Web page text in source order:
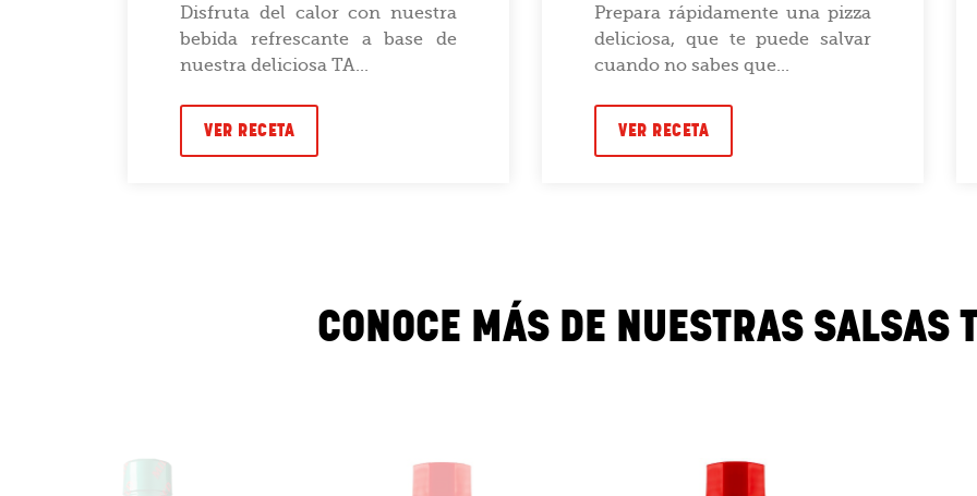
Disfruta del calor con nuestra
bebida refrescante a base de
nuestra deliciosa TA...
VER RECETA
Prepara rápidamente una pizza
deliciosa, que te puede salvar
cuando no sabes que...
VER RECETA
CONOCE MÁS DE NUESTRAS SALSAS